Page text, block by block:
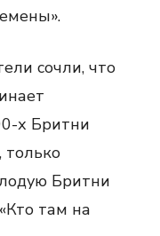
сочли, что
х Бритни
только
Бритни
там на